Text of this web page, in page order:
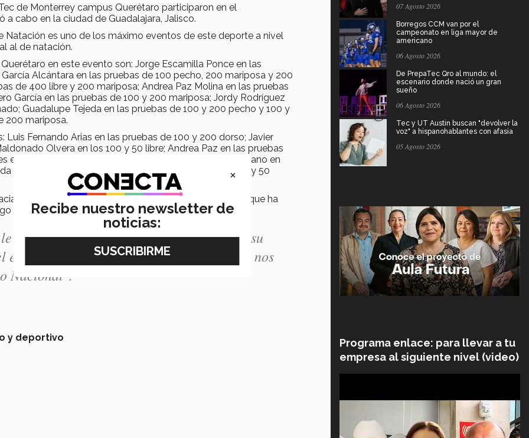
de Monterrey campus Querétaro participaron en el
cabo en la ciudad de Guadalajara, Jalisco.
Natación es uno de los máximo eventos de este deporte a nivel
al de natación.
en este evento son: Jorge Escamilla Ponce en las
Alcántara en las pruebas de 100 pecho, 200 mariposa y 200
de 400 libre y 200 mariposa; Andrea Paz Molina en las pruebas
García en las pruebas de 100 y 200 mariposa; Jordy Rodríguez
Guadalupe Tejeda en las pruebas de 100 y 200 pecho y 100 y
200 mariposa.
Luis Fernando Arias en las pruebas de 100 y 200 dorso; Javier
Olvera en los 100 y 50 libre; Andrea Paz en las pruebas
en 100, 200 y 50 libre y 100 y 50 mariposa; José Luis Ruano en
en los 100 combinado y Eduardo González en los 100 y 50
el entrenador Juan Carlos Águila por el arduo trabajo que ha
de la temporada.
decimos todos en el Tec nos ha mostrado su
realizado todos estos meses y que nos
Nacional".
y deportivo
07 Agosto 2026
Borregos CCM van por el
campeonato en liga mayor de
americano
06 Agosto 2026
De PrepaTec Qro al mundo: el
escenario donde nació un gran
sueño
06 Agosto 2026
Tec y UT Austin buscan "devolver la
voz" a hispanohablantes con afasia
05 Agosto 2026
Programa enlace: para llevar a tu
empresa al siguiente nivel (video)
×
Recibe nuestro newsletter de
noticias: